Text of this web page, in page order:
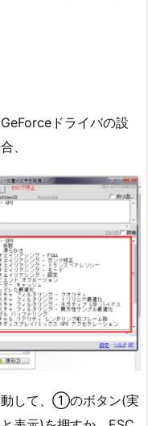
ドライバの設
、
動して、①のボタン(実